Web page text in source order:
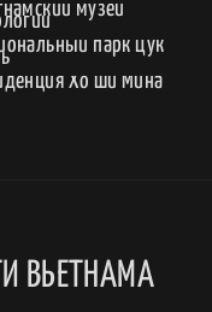
ВЬЕТНАМА